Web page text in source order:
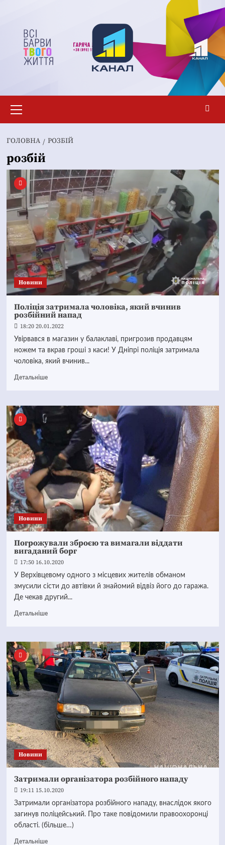
вмісту
меню
ГОЛОВНА РОЗБІЙ
розбій
Новини
Поліція затримала чоловіка, який вчинив
розбійний напад
18:20 20.01.2022
Увірвався в магазин у балаклаві, пригрозив продавцям
ножем та вкрав гроші з каси! У Дніпрі поліція затримала
чоловіка, який вчинив...
Детальніше
Новини
Погрожували зброєю та вимагали віддати
вигаданий борг
17:50 16.10.2020
У Верхівцевому одного з місцевих жителів обманом
змусили сісти до автівки й знайомий відвіз його до гаража.
Де чекав другий...
Детальніше
Новини
Затримали організатора розбійного нападу
19:11 15.10.2020
Затримали організатора розбійного нападу, внаслідок якого
загинув поліцейський. Про таке повідомили правоохоронці
області. (більше…)
Детальніше